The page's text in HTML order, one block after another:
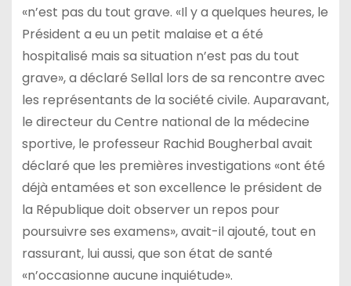
«n’est pas du tout grave. «Il y a quelques heures, le
Président a eu un petit malaise et a été
hospitalisé mais sa situation n’est pas du tout
grave», a déclaré Sellal lors de sa rencontre avec
les représentants de la société civile. Auparavant,
le directeur du Centre national de la médecine
sportive, le professeur Rachid Bougherbal avait
déclaré que les premières investigations «ont été
déjà entamées et son excellence le président de
la République doit observer un repos pour
poursuivre ses examens», avait-il ajouté, tout en
rassurant, lui aussi, que son état de santé
«n’occasionne aucune inquiétude».